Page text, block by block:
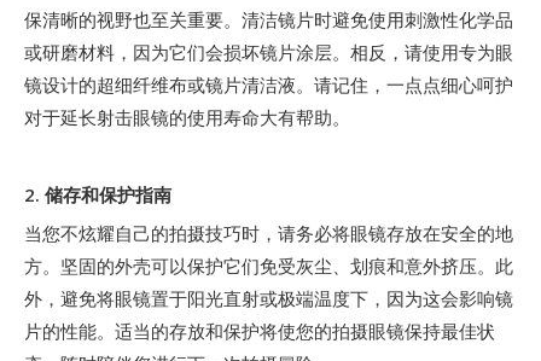
保清晰的视野也至关重要。清洁镜片时避免使用刺激性化学品
或研磨材料，因为它们会损坏镜片涂层。相反，请使用专为眼
镜设计的超细纤维布或镜片清洁液。请记住，一点点细心呵护
对于延长射击眼镜的使用寿命大有帮助。
2. 储存和保护指南
当您不炫耀自己的拍摄技巧时，请务必将眼镜存放在安全的地
方。坚固的外壳可以保护它们免受灰尘、划痕和意外挤压。此
外，避免将眼镜置于阳光直射或极端温度下，因为这会影响镜
片的性能。适当的存放和保护将使您的拍摄眼镜保持最佳状